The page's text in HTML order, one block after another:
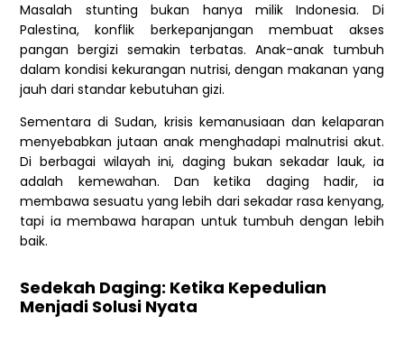
Masalah stunting bukan hanya milik Indonesia. Di
Palestina, konflik berkepanjangan membuat akses
pangan bergizi semakin terbatas. Anak-anak tumbuh
dalam kondisi kekurangan nutrisi, dengan makanan yang
jauh dari standar kebutuhan gizi.
Sementara di Sudan, krisis kemanusiaan dan kelaparan
menyebabkan jutaan anak menghadapi malnutrisi akut.
Di berbagai wilayah ini, daging bukan sekadar lauk, ia
adalah kemewahan. Dan ketika daging hadir, ia
membawa sesuatu yang lebih dari sekadar rasa kenyang,
tapi ia membawa harapan untuk tumbuh dengan lebih
baik.
Sedekah Daging: Ketika Kepedulian
Menjadi Solusi Nyata